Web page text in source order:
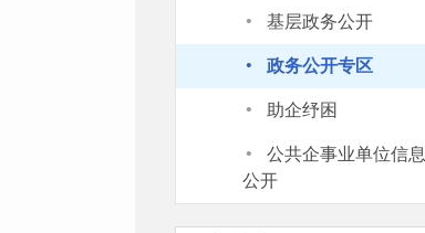
· 基层政务公开
· 政务公开专区
· 助企纾困
·
公共企事业单位信息
公开